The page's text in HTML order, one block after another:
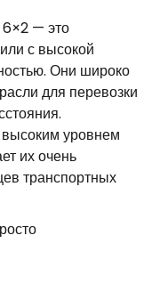
6×2 — это
с высокой
Они широко
для перевозки
уровнем
их очень
транспортных